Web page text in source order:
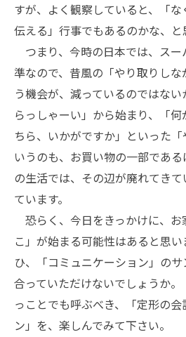
すが、よく観察していると、「
伝える」行事でもあるのかな、と
つまり、今時の日本では、スー
準なので、昔風の「やり取りし
う機会が、減っているのではな
らっしゃーい」から始まり、「
ちら、いかがですか」といった
いうのも、お買い物の一部であ
の生活では、その辺が廃れてき
ています。
恐らく、今日をきっかけに、お
こ」が始まる可能性はあると思
ひ、「コミュニケーション」の
合っていただけないでしょうか
っことでも呼ぶべき、「定形の
ン」を、楽しんでみて下さい。